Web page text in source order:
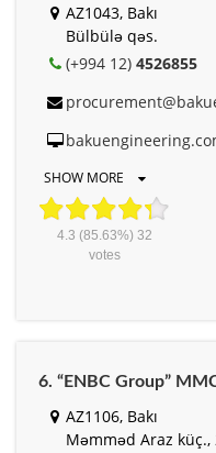
AZ1043, Bakı
Bülbülə qəs.
(+994 12) 4526855
SHOW MORE
4.3 (85.63%) 32
votes
6. “ENBC Group”
AZ1106, Bakı
Məmməd Araz küç.,